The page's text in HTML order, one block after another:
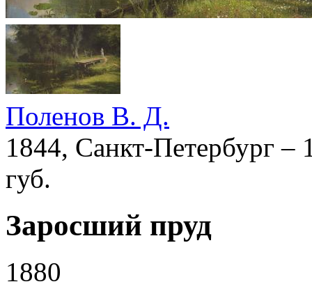
Поленов В. Д.
1844, Санкт-Петербург –
губ.
Заросший пруд
1880